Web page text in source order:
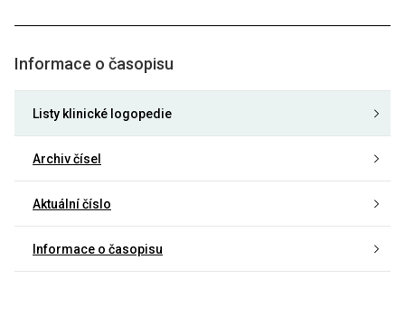
Informace o časopisu
Listy klinické logopedie
Archiv čísel
Aktuální číslo
Informace o časopisu